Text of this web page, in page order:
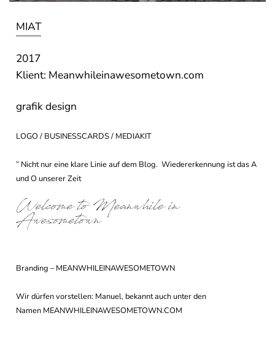
MIAT
2017
Klient: Meanwhileinawesometown.com
grafik design
LOGO / BUSINESSCARDS / MEDIAKIT
” Nicht nur eine klare Linie auf dem Blog. Wiedererkennung ist das A
und O unserer Zeit
Welcome to Meanwhile in
Awesometown
Branding – MEANWHILEINAWESOMETOWN
Wir dürfen vorstellen: Manuel, bekannt auch unter den
Namen MEANWHILEINAWESOMETOWN.COM